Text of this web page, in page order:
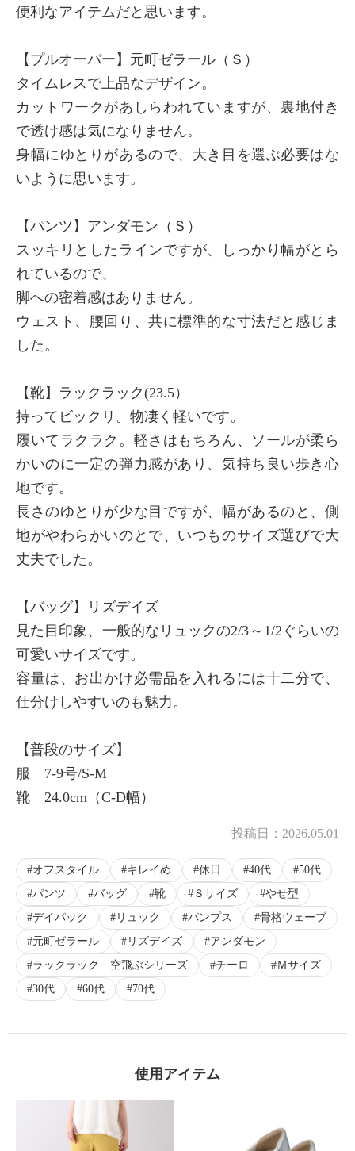
便利なアイテムだと思います。
【プルオーバー】元町ゼラール（Ｓ）
タイムレスで上品なデザイン。
カットワークがあしらわれていますが、裏地付き
で透け感は気になりません。
身幅にゆとりがあるので、大き目を選ぶ必要はな
いように思います。
【パンツ】アンダモン（Ｓ）
スッキリとしたラインですが、しっかり幅がとら
れているので、
脚への密着感はありません。
ウェスト、腰回り、共に標準的な寸法だと感じま
した。
【靴】ラックラック(23.5）
持ってビックリ。物凄く軽いです。
履いてラクラク。軽さはもちろん、ソールが柔ら
かいのに一定の弾力感があり、気持ち良い歩き心
地です。
長さのゆとりが少な目ですが、幅があるのと、側
地がやわらかいのとで、いつものサイズ選びで大
丈夫でした。
【バッグ】リズデイズ
見た目印象、一般的なリュックの2/3～1/2ぐらいの
可愛いサイズです。
容量は、お出かけ必需品を入れるには十二分で、
仕分けしやすいのも魅力。
【普段のサイズ】
服 7-9号/S-M
靴 24.0cm（C-D幅）
投稿日： 2026.05.01
オフスタイル キレイめ 休日 40代
50代
パンツ
バッグ 靴 Ｓサイズ
やせ型
デイパック
リュック パンプス
骨格ウェーブ
元町ゼラール
リズデイズ
アンダモン
ラックラック 空飛ぶシリーズ
チーロ
Ｍサイズ
30代
60代 70代
使用アイテム